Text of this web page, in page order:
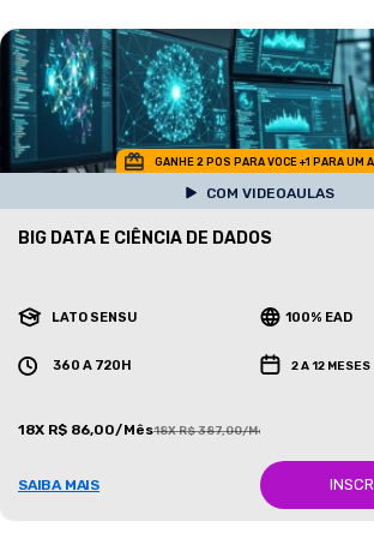
GANHE 2 POS PARA VOCE +1 PARA UM
COM VIDEOAULAS
BIG DATA E CIÊNCIA DE DADOS
LATO SENSU 100% EAD
360 A 720H 2 A 12 MESES
18X R$ 86,00/Mês18X R$ 387,00/Mês
SAIBA MAIS